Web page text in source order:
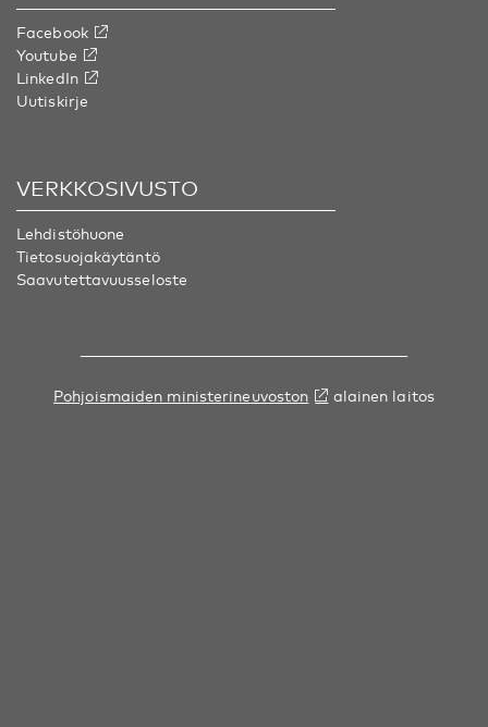
Facebook
Youtube
LinkedIn
Uutiskirje
VERKKOSIVUSTO
Lehdistöhuone
Tietosuojakäytäntö
Saavutettavuusseloste
Pohjoismaiden ministerineuvoston alainen laitos